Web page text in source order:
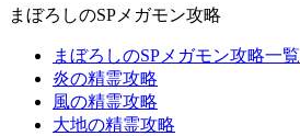
まぼろしのSPメガモン攻略
まぼろしのSPメガモン攻略一覧
炎の精霊攻略
風の精霊攻略
大地の精霊攻略